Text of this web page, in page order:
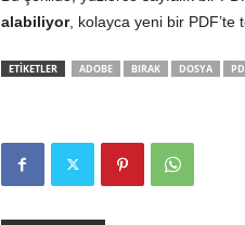
alabiliyor, kolayca yeni bir PDF’te
ETİKETLER ADOBE BIRAK DOSYA